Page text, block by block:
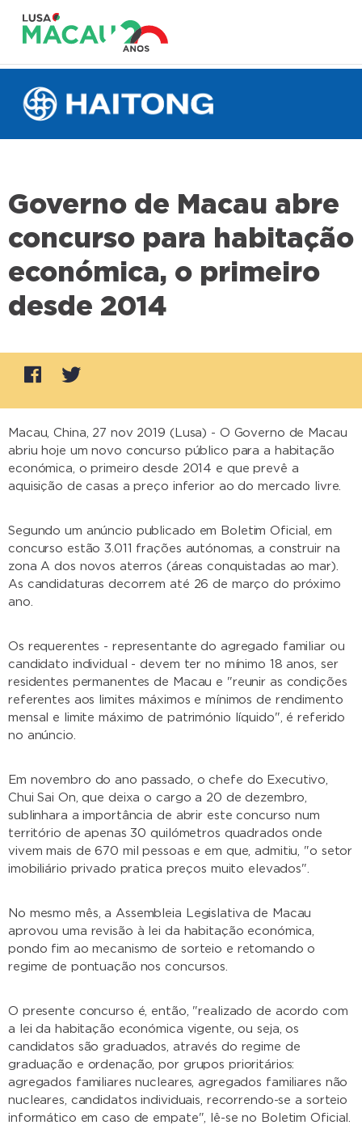
Governo de Macau abre
concurso para habitação
económica, o primeiro
desde 2014
Macau, China, 27 nov 2019 (Lusa) - O Governo de Macau
abriu hoje um novo concurso público para a habitação
económica, o primeiro desde 2014 e que prevê a
aquisição de casas a preço inferior ao do mercado livre.
Segundo um anúncio publicado em Boletim Oficial, em
concurso estão 3.011 frações autónomas, a construir na
zona A dos novos aterros (áreas conquistadas ao mar).
As candidaturas decorrem até 26 de março do próximo
ano.
Os requerentes - representante do agregado familiar ou
candidato individual - devem ter no mínimo 18 anos, ser
residentes permanentes de Macau e "reunir as condições
referentes aos limites máximos e mínimos de rendimento
mensal e limite máximo de património líquido", é referido
no anúncio.
Em novembro do ano passado, o chefe do Executivo,
Chui Sai On, que deixa o cargo a 20 de dezembro,
sublinhara a importância de abrir este concurso num
território de apenas 30 quilómetros quadrados onde
vivem mais de 670 mil pessoas e em que, admitiu, "o setor
imobiliário privado pratica preços muito elevados".
No mesmo mês, a Assembleia Legislativa de Macau
aprovou uma revisão à lei da habitação económica,
pondo fim ao mecanismo de sorteio e retomando o
regime de pontuação nos concursos.
O presente concurso é, então, "realizado de acordo com
a lei da habitação económica vigente, ou seja, os
candidatos são graduados, através do regime de
graduação e ordenação, por grupos prioritários:
agregados familiares nucleares, agregados familiares não
nucleares, candidatos individuais, recorrendo-se a sorteio
informático em caso de empate", lê-se no Boletim Oficial.